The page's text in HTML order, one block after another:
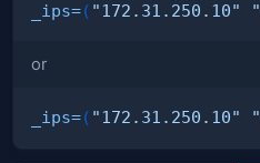
_ips=( "172.31.250.10"
or
_ips=( "172.31.250.10"